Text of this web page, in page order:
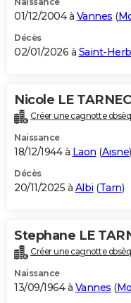
01/12/2004 à Vannes (
Décès
02/01/2026 à Saint-
Nicole LE TARNEC
Créer une cagnotte
Naissance
18/12/1944 à Laon (Aisne)
Décès
20/11/2025 à Albi (Tarn)
Stephane LE
Créer une cagnotte
Naissance
13/09/1964 à Vannes (